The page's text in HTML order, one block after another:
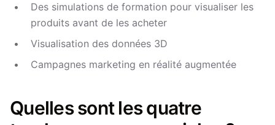
Des simulations de formation pour visualiser les
produits avant de les acheter
Visualisation des données 3D
Campagnes marketing en réalité augmentée
Quelles sont les quatre